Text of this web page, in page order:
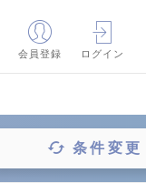
会員登録 ログイン
条件変更